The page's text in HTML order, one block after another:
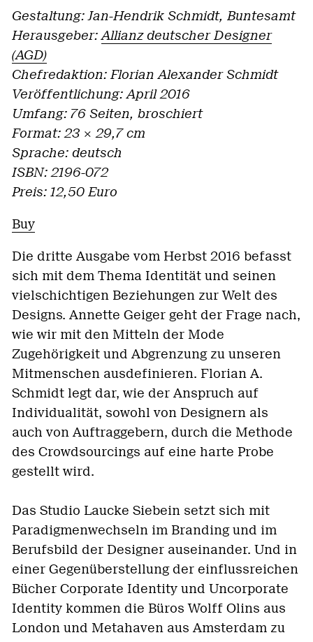
Gestaltung: Jan-Hendrik Schmidt, Buntesamt
Herausgeber:Allianz deutscher Designer
(AGD)
Chefredaktion: Florian Alexander Schmidt
Veröffentlichung: April 2016
Umfang: 76 Seiten, broschiert
Format: 23 × 29,7 cm
Sprache: deutsch
ISBN: 2196-072
Preis: 12,50 Euro
Buy
Die dritte Ausgabe vom Herbst 2016 befasst
sich mit dem Thema Identität und seinen
vielschichtigen Beziehungen zur Welt des
Designs. Annette Geiger geht der Frage nach,
wie wir mit den Mitteln der Mode
Zugehörigkeit und Abgrenzung zu unseren
Mitmenschen ausdefinieren. Florian A.
Schmidt legt dar, wie der Anspruch auf
Individualität, sowohl von Designern als
auch von Auftraggebern, durch die Methode
des Crowdsourcings auf eine harte Probe
gestellt wird.
Das Studio Laucke Siebein setzt sich mit
Paradigmenwechseln im Branding und im
Berufsbild der Designer auseinander. Und in
einer Gegenüberstellung der einflussreichen
Bücher Corporate Identity und Uncorporate
Identity kommen die Büros Wolff Olins aus
London und Metahaven aus Amsterdam zu